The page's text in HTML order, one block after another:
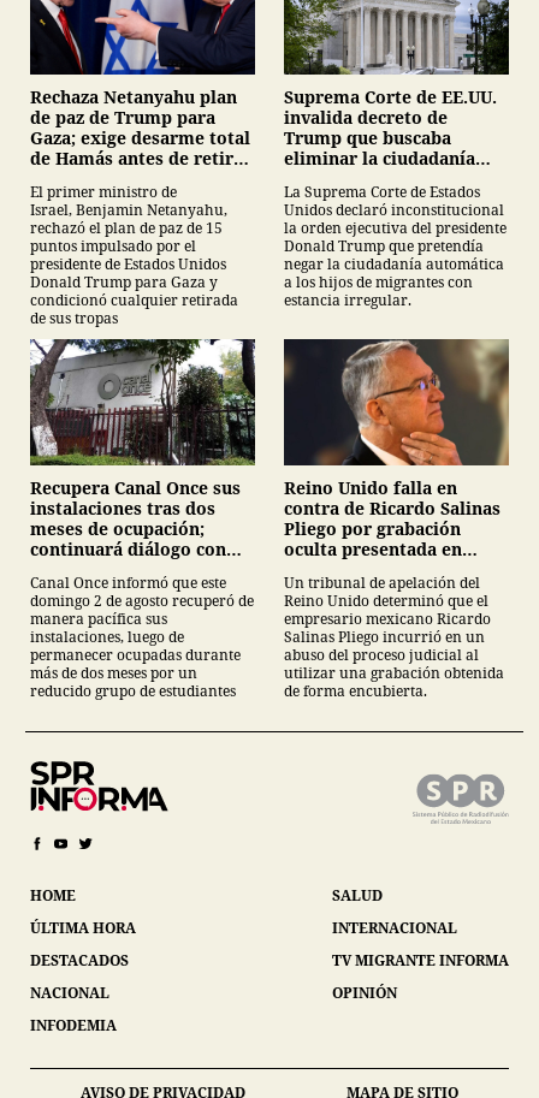
Rechaza Netanyahu plan
de paz de Trump para
Gaza; exige desarme total
de Hamás antes de retirar
El primer ministro de
Israel, Benjamin Netanyahu,
rechazó el plan de paz de 15
puntos impulsado por el
presidente de Estados Unidos
Donald Trump para Gaza y
condicionó cualquier retirada
de sus tropas
Suprema Corte de EE.UU.
invalida decreto de
Trump que buscaba
eliminar la ciudadanía
La Suprema Corte de Estados
Unidos declaró inconstitucional
la orden ejecutiva del presidente
Donald Trump que pretendía
negar la ciudadanía automática
a los hijos de migrantes con
estancia irregular.
Recupera Canal Once sus
instalaciones tras dos
meses de ocupación;
continuará diálogo con
Canal Once informó que este
domingo 2 de agosto recuperó de
manera pacífica sus
instalaciones, luego de
permanecer ocupadas durante
más de dos meses por un
reducido grupo de estudiantes
Reino Unido falla en
contra de Ricardo Salinas
Pliego por grabación
oculta presentada en
Un tribunal de apelación del
Reino Unido determinó que el
empresario mexicano Ricardo
Salinas Pliego incurrió en un
abuso del proceso judicial al
utilizar una grabación obtenida
de forma encubierta.
HOME
ÚLTIMA HORA
DESTACADOS
NACIONAL
INFODEMIA
SALUD
INTERNACIONAL
TV MIGRANTE INFORMA
OPINIÓN
AVISO DE PRIVACIDAD MAPA DE SITIO